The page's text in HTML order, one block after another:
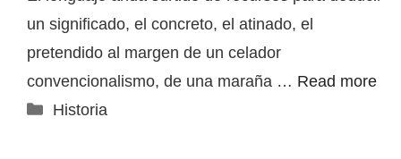
un significado, el concreto, el atinado, el
pretendido al margen de un celador
convencionalismo, de una maraña … Read more
Categorías
Historia